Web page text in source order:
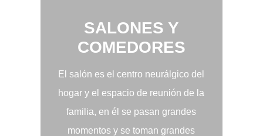
SALONES Y
COMEDORES
El salón es el centro neurálgico del
hogar y el espacio de reunión de la
familia, en él se pasan grandes
momentos y se toman grandes